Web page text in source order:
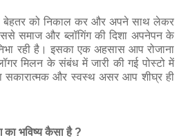
से बेहतर को निकाल कर और अपने साथ लेकर
समाज और ब्‍लॉगिंग की दिशा अपनेपन के
रही है। इसका एक अहसास आप रोजाना
मिलन के संबंध में जारी की गई पोस्‍टो में
और स्‍वस्‍थ असर आप शीघ्र ही
का भविष्य कैसा है ?